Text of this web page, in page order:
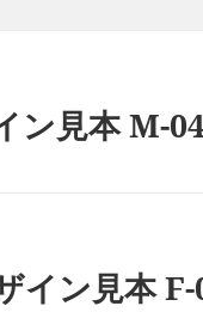
ン見本 M-
イン見本